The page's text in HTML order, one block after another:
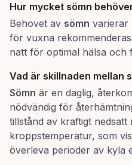
Hur mycket sömn
Behovet av sömn varierar
för vuxna
natt för optimal hälsa och
Vad är skillnaden mellan
Sömn är en daglig,
nödvändig för
tillstånd av kraftigt nedsatt
kroppstemperatur, som
överleva perioder av kyla